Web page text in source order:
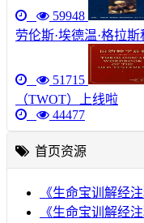
59948
劳伦斯·埃德温·格拉
51715
（TWOT）上线啦
44477
首页资源
《生命宝训解经
《生命宝训解经